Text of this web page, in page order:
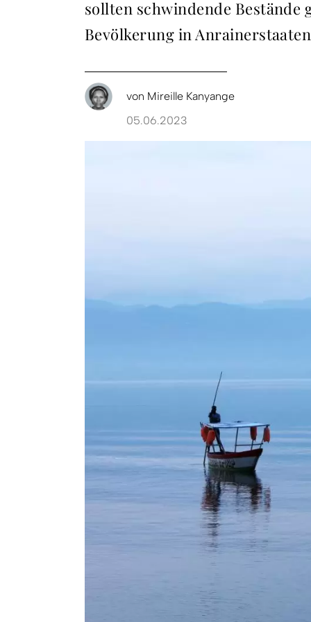
sollten schwindende Bestände
Bevölkerung in
von Mireille Kanyange
05.06.2023